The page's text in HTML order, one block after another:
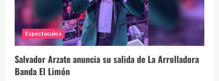
Espectaculos
Salvador Arzate anuncia su salida de La Arrolladora
Banda El Limón